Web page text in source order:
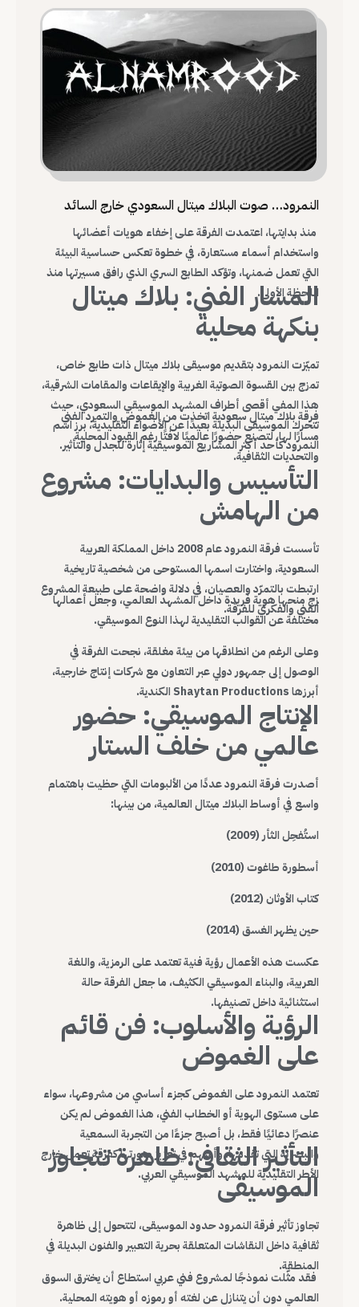
النمرود… صوت البلاك ميتال السعودي خارج السائد
منذ بدايتها، اعتمدت الفرقة على إخفاء هويات أعضائها
واستخدام أسماء مستعارة، في خطوة تعكس حساسية البيئة
التي تعمل ضمنها، وتؤكد الطابع السري الذي رافق مسيرتها منذ
اللحظة الأولى.
المسار الفني: بلاك ميتال
بنكهة محلية
تميّزت النمرود بتقديم موسيقى بلاك ميتال ذات طابع خاص،
تمزج بين القسوة الصوتية الغربية والإيقاعات والمقامات الشرقية،
هذا المفي أقصى أطراف المشهد الموسيقي السعودي، حيث
تتحرك الموسيقى البديلة بعيدًا عن الأضواء التقليدية، برز اسم
النمرود كأحد أكثر المشاريع الموسيقية إثارة للجدل والتأثير.
فرقة بلاك ميتال سعودية اتخذت من الغموض والتمرد الفني
مسارًا لها، لتصنع حضورًا عالميًا لافتًا رغم القيود المحلية
والتحديات الثقافية.
التأسيس والبدايات: مشروع
من الهامش
تأسست فرقة النمرود عام 2008 داخل المملكة العربية
السعودية، واختارت اسمها المستوحى من شخصية تاريخية
ارتبطت بالتمرّد والعصيان، في دلالة واضحة على طبيعة المشروع
الفني والفكري للفرقة.
زج منحها هوية فريدة داخل المشهد العالمي، وجعل أعمالها
مختلفة عن القوالب التقليدية لهذا النوع الموسيقي.
وعلى الرغم من انطلاقها من بيئة مغلقة، نجحت الفرقة في
الوصول إلى جمهور دولي عبر التعاون مع شركات إنتاج خارجية،
أبرزها Shaytan Productions الكندية.
الإنتاج الموسيقي: حضور
عالمي من خلف الستار
أصدرت فرقة النمرود عددًا من الألبومات التي حظيت باهتمام
واسع في أوساط البلاك ميتال العالمية، من بينها:
استُفحِل الثأر (2009)
أسطورة طاغوت (2010)
كتاب الأوثان (2012)
حين يظهر الغسق (2014)
عكست هذه الأعمال رؤية فنية تعتمد على الرمزية، واللغة
العربية، والبناء الموسيقي الكثيف، ما جعل الفرقة حالة
استثنائية داخل تصنيفها.
الرؤية والأسلوب: فن قائم
على الغموض
تعتمد النمرود على الغموض كجزء أساسي من مشروعها، سواء
على مستوى الهوية أو الخطاب الفني، هذا الغموض لم يكن
عنصرًا دعائيًا فقط، بل أصبح جزءًا من التجربة السمعية
والبصرية التي تقدمها، وأسهم في تعزيز صورتها كفرقة تعمل خارج
الأطر التقليدية للمشهد الموسيقي العربي.
التأثير الثقافي: ظاهرة تتجاوز
الموسيقى
تجاوز تأثير فرقة النمرود حدود الموسيقى، لتتحول إلى ظاهرة
ثقافية داخل النقاشات المتعلقة بحرية التعبير والفنون البديلة في
المنطقة.
فقد مثّلت نموذجًا لمشروع فني عربي استطاع أن يخترق السوق
العالمي دون أن يتنازل عن لغته أو رموزه أو هويته المحلية.